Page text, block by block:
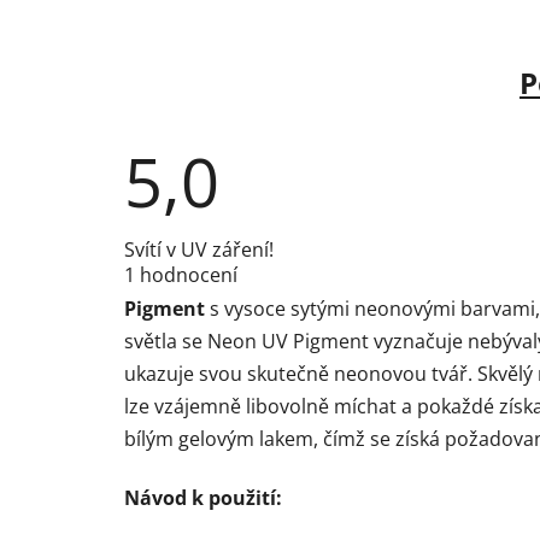
5,0
Průměrné
hodnocení
produktu
je
5,0
z
5
hvězdiček.
1 hodnocení
Svítí v UV záření!
Pigments vysoce sytými neonovými
světla se Neon UV Pigment vyznačuje
ukazuje svou skutečně neonovou tvář.
lze vzájemně libovolně míchat a pokaždé
bílým gelovým lakem, čímž se získá
Návod k použití: